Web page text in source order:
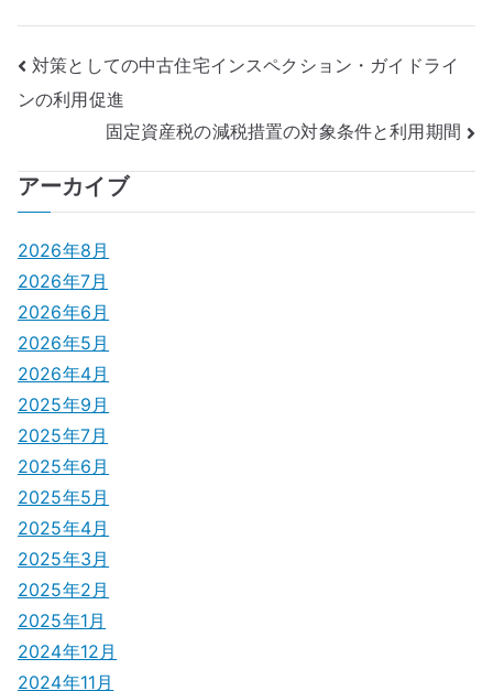
投
稿
ナ
ビ
ゲ
ー
シ
ョ
ン
対策としての中古住宅インスペクション・ガイドライ
ンの利用促進
固定資産税の減税措置の対象条件と利用期間
アーカイブ
2026年8月
2026年7月
2026年6月
2026年5月
2026年4月
2025年9月
2025年7月
2025年6月
2025年5月
2025年4月
2025年3月
2025年2月
2025年1月
2024年12月
2024年11月